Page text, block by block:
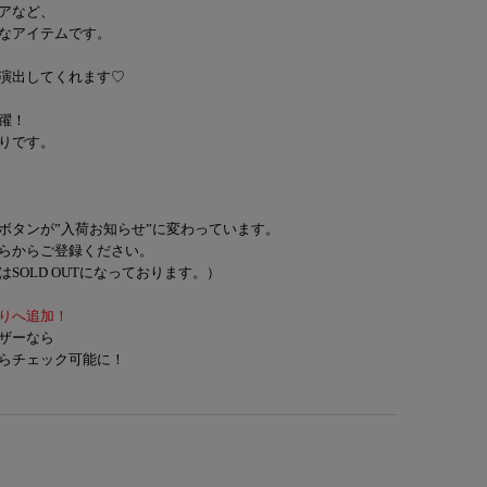
など、
アイテムです。
出してくれます♡
！
です。
タンが”入荷お知らせ”に変わっています。
からご登録ください。
OUTになっております。）
へ追加！
ーなら
チェック可能に！